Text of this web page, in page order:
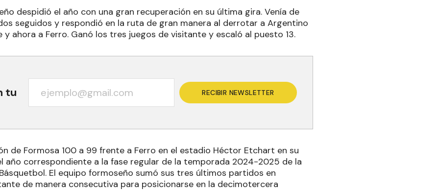
despidió el año con una gran recuperación en su última gira. Venía de
seguidos y respondió en la ruta de gran manera al derrotar a Argentino
y ahora a Ferro. Ganó los tres juegos de visitante y escaló al puesto 13.
tu RECIBIR NEWSLETTER
de Formosa 100 a 99 frente a Ferro en el estadio Héctor Etchart en su
año correspondiente a la fase regular de la temporada 2024-2025 de la
El equipo formoseño sumó sus tres últimos partidos en
de manera consecutiva para posicionarse en la decimotercera